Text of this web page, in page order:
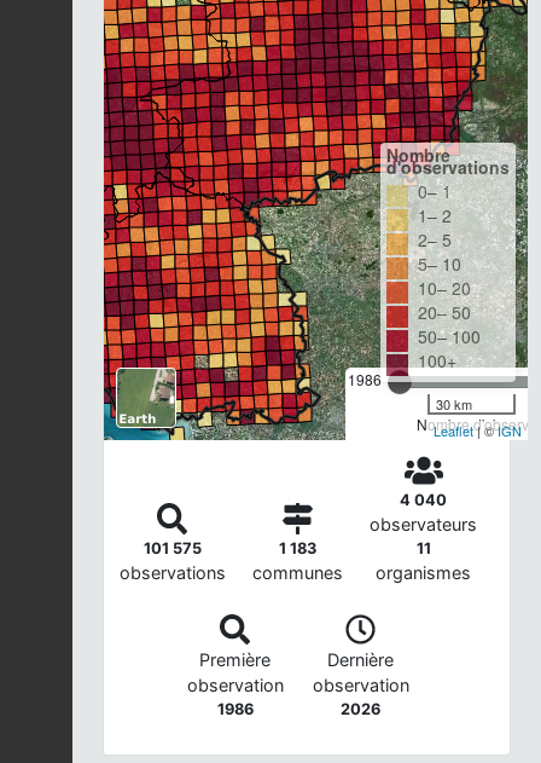
1986
Nombre
Nombre
d'observations
0– 1
1– 2
2– 5
5– 10
10– 20
20– 50
50– 100
100+
30 km
Leaflet| ©IGN
101 575
observations
1 183
communes
4 040
observateurs
11
organismes
Première
observation
1986
Dernière
observation
2026